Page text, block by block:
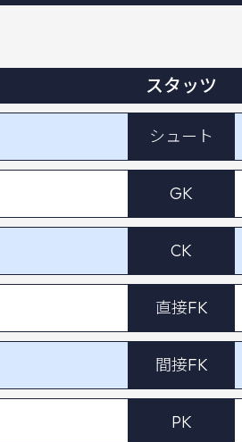
スタッツ
シュート
GK
CK
直接FK
間接FK
PK